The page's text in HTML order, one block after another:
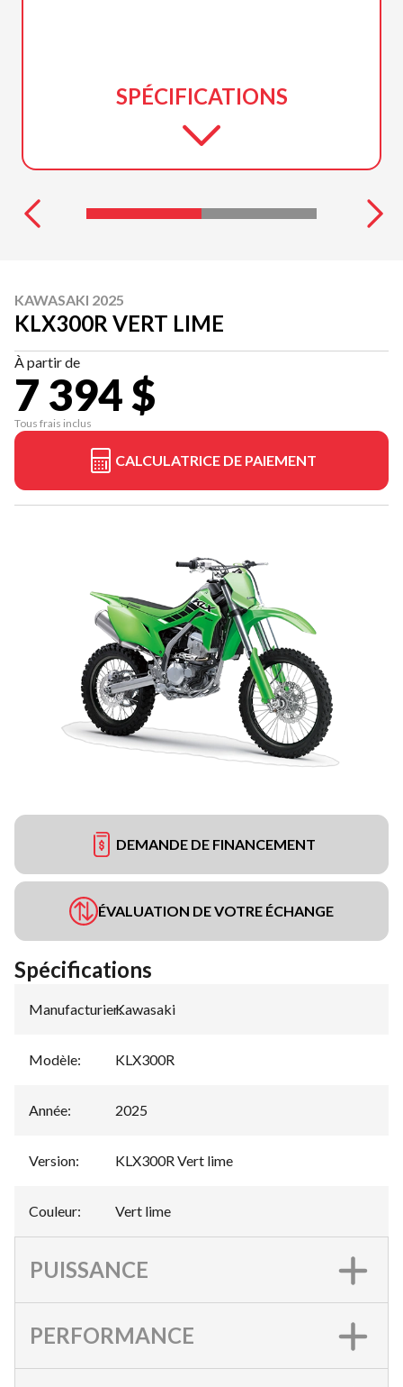
SPÉCIFICATIONS
KAWASAKI 2025
KLX300R VERT LIME
À partir de
7 394 $
Tous frais inclus
CALCULATRICE DE PAIEMENT
DEMANDE DE FINANCEMENT
ÉVALUATION DE VOTRE ÉCHANGE
Spécifications
Manufacturier:
Kawasaki
Modèle: KLX300R
Année: 2025
Version: KLX300R Vert lime
Couleur: Vert lime
PUISSANCE
PERFORMANCE